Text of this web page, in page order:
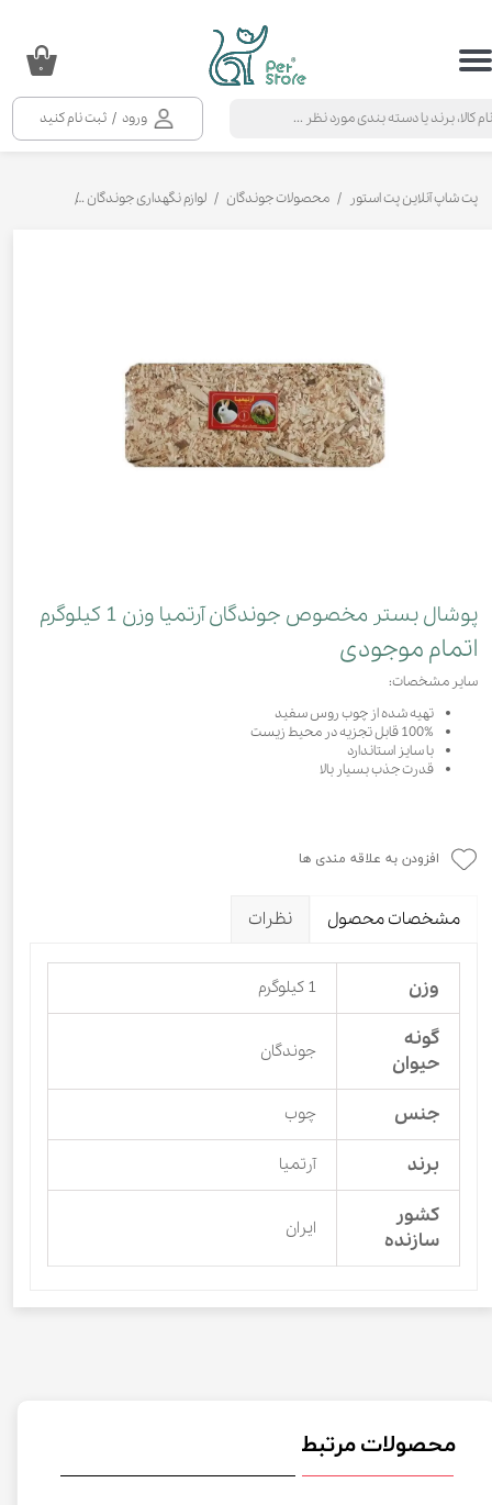
ورود / ثبت نام کنید
حساب کاربری من
خروج از حساب کاربری
۰
پت شاپ آنلاین پت استور محصولات جوندگان لوازم نگهداری جوندگان
پوشال بستر مخصوص جوندگان آرتمیا وزن 1 کیلوگرم
اتمام موجودی
سایر مشخصات:
تهیه شده از چوب روس سفید
100% قابل تجزیه در محیط زیست
با سایز استاندارد
قدرت جذب بسیار بالا
افزودن به علاقه مندی ها
مشخصات محصول نظرات
وزن 1 کیلوگرم
گونه
حیوان
جوندگان
جنس چوب
برند آرتمیا
کشور
سازنده
ایران
محصولات مرتبط